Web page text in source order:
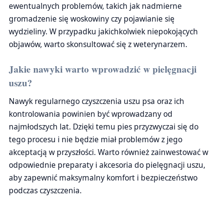
ewentualnych problemów, takich jak nadmierne
gromadzenie się woskowiny czy pojawianie się
wydzieliny. W przypadku jakichkolwiek niepokojących
objawów, warto skonsultować się z weterynarzem.
Jakie nawyki warto wprowadzić w pielęgnacji
uszu?
Nawyk regularnego czyszczenia uszu psa oraz ich
kontrolowania powinien być wprowadzany od
najmłodszych lat. Dzięki temu pies przyzwyczai się do
tego procesu i nie będzie miał problemów z jego
akceptacją w przyszłości. Warto również zainwestować w
odpowiednie preparaty i akcesoria do pielęgnacji uszu,
aby zapewnić maksymalny komfort i bezpieczeństwo
podczas czyszczenia.